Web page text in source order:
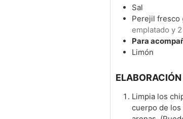
Sal
Perejil fresco
emplatado y
Para
Limón
Limpia los
cuerpo de